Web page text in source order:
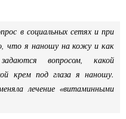
в социальных сетях и при
что я наношу на кожу и как
вопросом, какой
крем под глаза я наношу.
лечение «витаминными